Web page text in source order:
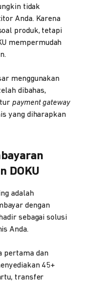
tidak
Anda. Karena
produk, tetapi
mempermudah
menggunakan
dibahas,
payment gateway
yang diharapkan
DOKU
adalah
dengan
sebagai solusi
Anda.
pertama dan
45+
transfer